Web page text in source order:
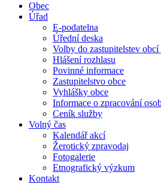
Obec
Úřad
E-podatelna
Úřední deska
Volby do zastupitelstev
Hlášení rozhlasu
Povinné informace
Zastupitelstvo obce
Vyhlášky obce
Informace o zpracování
Ceník služby
Volný čas
Kalendář akcí
Žerotický zpravodaj
Fotogalerie
Etnografický výzkum
Kontakt